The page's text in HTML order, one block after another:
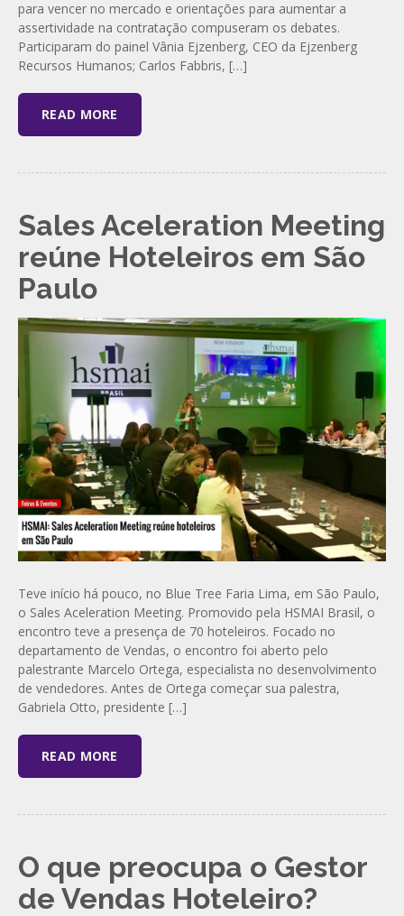
para vencer no mercado e orientações para aumentar a
assertividade na contratação compuseram os debates.
Participaram do painel Vânia Ejzenberg, CEO da Ejzenberg
Recursos Humanos; Carlos Fabbris, […]
READ MORE
Sales Aceleration Meeting
reúne Hoteleiros em São
Paulo
Teve início há pouco, no Blue Tree Faria Lima, em São Paulo,
o Sales Aceleration Meeting. Promovido pela HSMAI Brasil, o
encontro teve a presença de 70 hoteleiros. Focado no
departamento de Vendas, o encontro foi aberto pelo
palestrante Marcelo Ortega, especialista no desenvolvimento
de vendedores. Antes de Ortega começar sua palestra,
Gabriela Otto, presidente […]
READ MORE
O que preocupa o Gestor
de Vendas Hoteleiro?